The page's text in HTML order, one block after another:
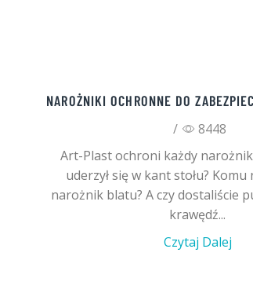
NAROŻNIKI OCHRONNE DO
/
8448
Art-Plast ochroni każdy
uderzył się w kant stołu? Komu
narożnik blatu? A czy dostaliście
krawędź...
Czytaj Dalej